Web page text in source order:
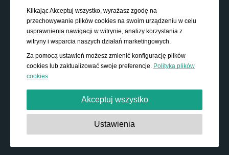
Klikając Akceptuj wszystko, wyrażasz zgodę na
przechowywanie plików cookies na swoim urządzeniu w celu
usprawnienia nawigacji w witrynie, analizy korzystania z
witryny i wsparcia naszych działań marketingowych.
Za pomocą ustawień możesz zmienić konfigurację plików
cookies lub zaktualizować swoje preferencje. Polityka plików
cookies
Akceptuj wszystko
Absolutnie niezbędne:
Te pliki cookies są niezbędne do
Ustawienia